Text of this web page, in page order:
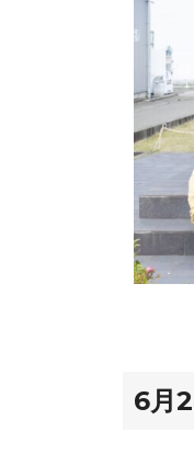
6月